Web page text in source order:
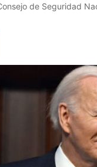
de Seguridad